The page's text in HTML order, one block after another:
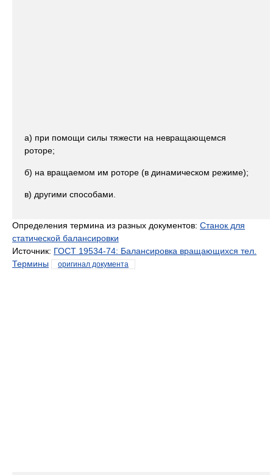
а) при помощи силы тяжести на невращающемся
роторе;
б) на вращаемом им роторе (в динамическом режиме);
в) другими способами.
Определения термина из разных документов: Станок для
статической балансировки
Источник: ГОСТ 19534-74: Балансировка вращающихся тел.
Термины
оригинал документа